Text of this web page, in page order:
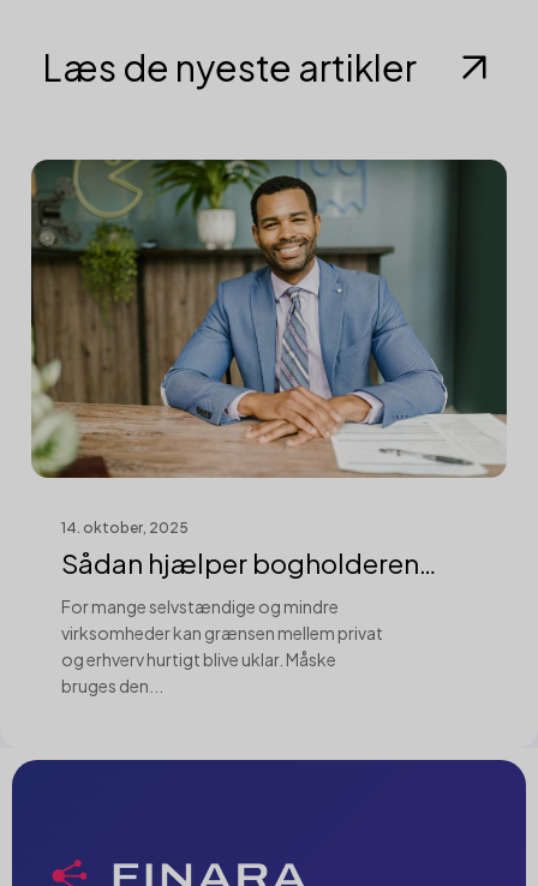
Læs de nyeste artikler
14. oktober, 2025
Sådan hjælper bogholderen
med korrekt ...
For mange selvstændige og mindre
virksomheder kan grænsen mellem privat
og erhverv hurtigt blive uklar. Måske
bruges den...